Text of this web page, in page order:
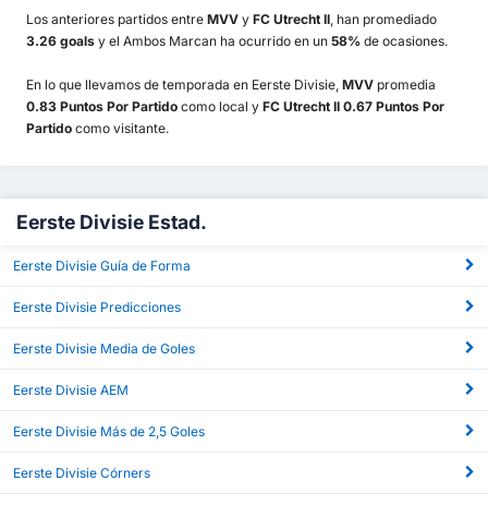
Los anteriores partidos entre MVV y FC Utrecht II, han promediado
3.26 goals y el Ambos Marcan ha ocurrido en un 58% de ocasiones.
En lo que llevamos de temporada en Eerste Divisie, MVV promedia
0.83 Puntos Por Partido como local y FC Utrecht II 0.67 Puntos Por
Partido como visitante.
Eerste Divisie Estad.
Eerste Divisie Guía de Forma
Eerste Divisie Predicciones
Eerste Divisie Media de Goles
Eerste Divisie AEM
Eerste Divisie Más de 2,5 Goles
Eerste Divisie Córners